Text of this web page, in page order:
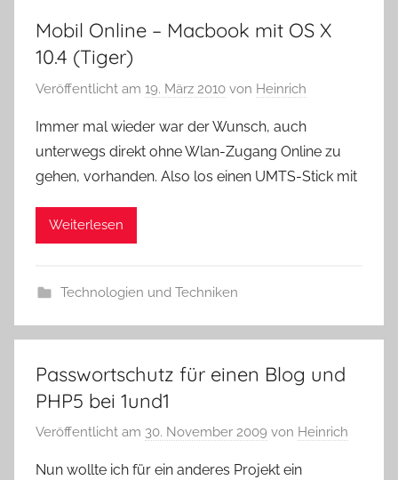
Mobil Online – Macbook mit OS X
10.4 (Tiger)
Veröffentlicht am 19. März 2010 von Heinrich
Immer mal wieder war der Wunsch, auch
unterwegs direkt ohne Wlan-Zugang Online zu
gehen, vorhanden. Also los einen UMTS-Stick mit
Weiterlesen
Technologien und Techniken
Passwortschutz für einen Blog und
PHP5 bei 1und1
Veröffentlicht am 30. November 2009 von Heinrich
Nun wollte ich für ein anderes Projekt ein